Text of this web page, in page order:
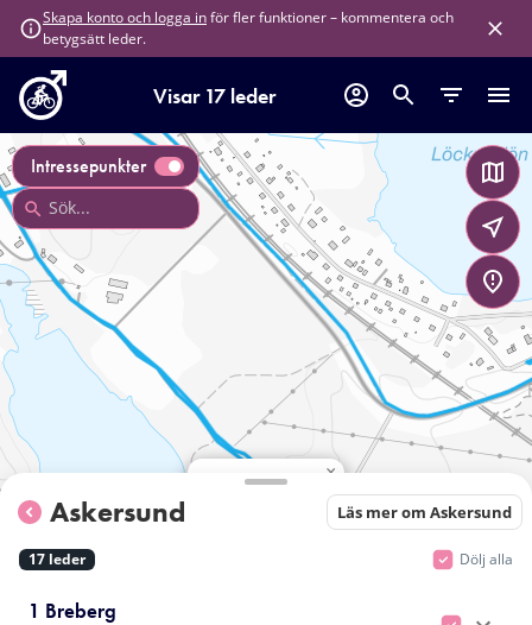
Skapa konto och logga inför fler funktioner – kommentera och
betygsätt leder.
Visar 17 leder
Intressepunkter
Bad Multen
×
Askersund Läs mer om Askersund
17 leder Dölj alla
1 Breberg